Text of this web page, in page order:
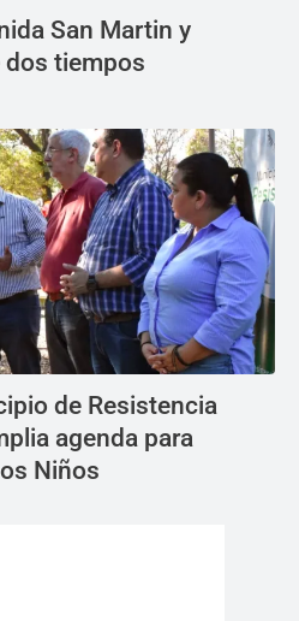
San Martin y
dos tiempos
de Resistencia
agenda para
Niños